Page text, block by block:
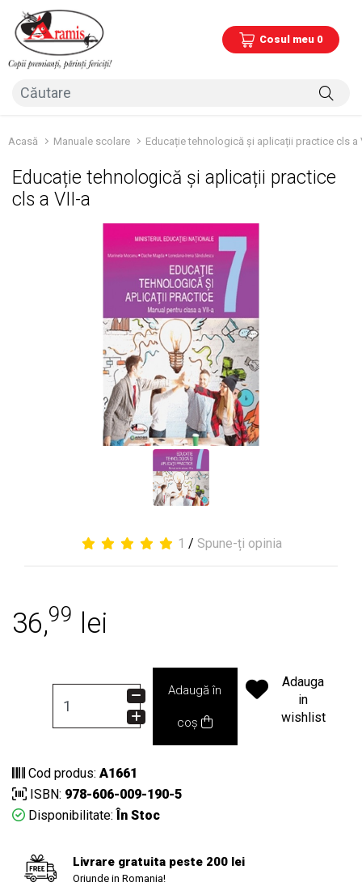
Cosul meu 0
Acasă Manuale scolare Educație tehnologică și aplicații practice cls a
Educație tehnologică și aplicații practice
cls a VII-a
1 / Spune-ți opinia
36,99 lei
Adaugă în
coș
Adauga
in
wishlist
Cod produs: A1661
ISBN: 978-606-009-190-5
Disponibilitate: În Stoc
Livrare gratuita peste 200 lei
Oriunde in Romania!